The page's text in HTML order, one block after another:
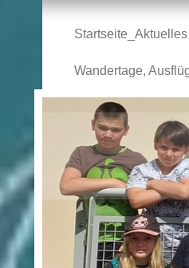
Startseite_Aktuelles
Wandertage,